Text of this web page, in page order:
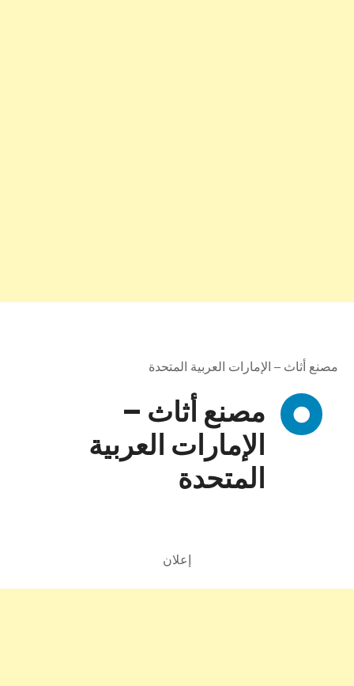
مصنع أثاث – الإمارات العربية المتحدة
مصنع أثاث –
الإمارات العربية
المتحدة
إعلان